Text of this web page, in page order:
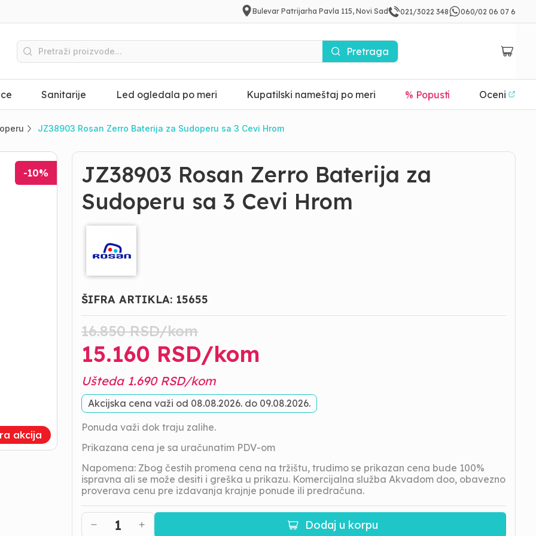
Bulevar Patrijarha Pavla 115, Novi Sad 021/3022 348 060/02 06 07 6
Pretraga
Sanitarije Led ogledala po meri Kupatilski nameštaj po meri % Popusti Oceni
JZ38903 Rosan Zerro Baterija za Sudoperu sa 3 Cevi Hrom
-10%
akcija
JZ38903 Rosan Zerro Baterija za
Sudoperu sa 3 Cevi Hrom
ŠIFRA ARTIKLA: 15655
16.850RSD/kom
15.160 RSD/kom
Ušteda 1.690RSD/kom
Akcijska cena važi od 08.08.2026. do 09.08.2026.
Ponuda važi dok traju zalihe.
Prikazana cena je sa uračunatim PDV-om
Napomena: Zbog čestih promena cena na tržištu, trudimo se prikazan cena bude 100%
ispravna ali se može desiti i greška u prikazu. Komercijalna služba Akvadom doo, obavezno
proverava cenu pre izdavanja krajnje ponude ili predračuna.
1 Dodaj u korpu